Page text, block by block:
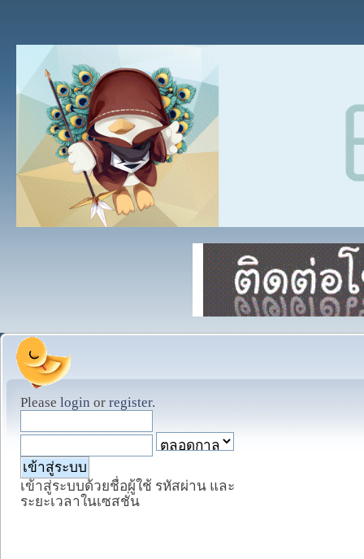
Please login or register.
เข้าสู่ระบบด้วยชื่อผู้ใช้ รหัสผ่าน และ
ระยะเวลาในเซสชั่น